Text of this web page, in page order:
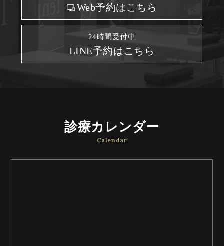
Web予約はこちら
24時間受付中
LINE予約はこちら
診療カレンダー
Calendar